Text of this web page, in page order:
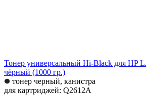
Тонер универсальный Hi-Black для HP
чёрный (1000 гр.)
тонер черный, канистра
для картриджей: Q2612A